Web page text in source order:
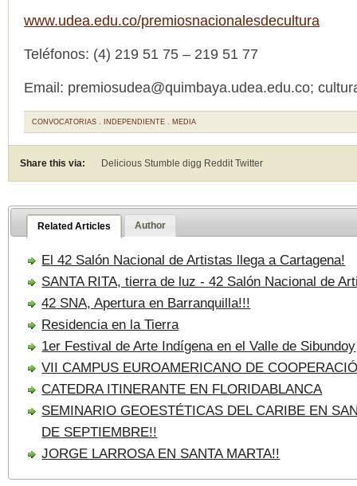
www.udea.edu.co/premiosnacionalesdecultura
Teléfonos: (4) 219 51 75 – 219 51 77
Email: premiosudea@quimbaya.udea.edu.co;
CONVOCATORIAS . INDEPENDIENTE . MEDIA
Share this via: Delicious Stumble digg RedditTwitter
Related Articles Author
El 42 Salón Nacional de Artistas llega a Cartagena!
SANTA RITA, tierra de luz - 42 Salón Nacional de
42 SNA, Apertura en Barranquilla!!!
Residencia en la Tierra
1er Festival de Arte Indígena en el Valle de Sibundoy
VII CAMPUS EUROAMERICANO DE
CATEDRA ITINERANTE EN FLORIDABLANCA
SEMINARIO GEOESTÉTICAS DEL CARIBE EN
DE SEPTIEMBRE!!
JORGE LARROSA EN SANTA MARTA!!